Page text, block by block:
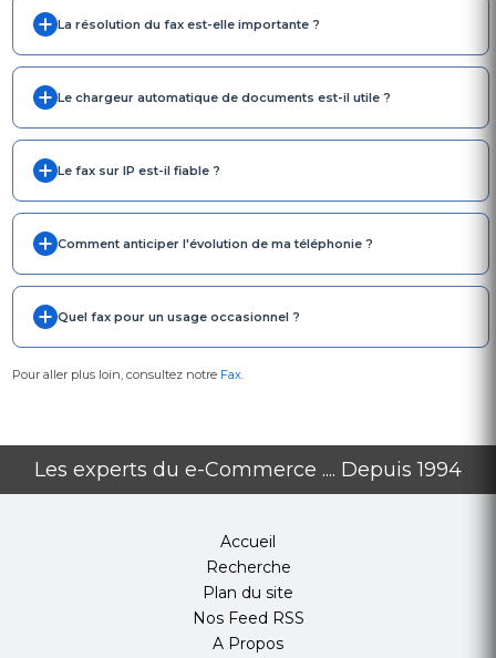
La résolution du fax est-elle importante ?
Le chargeur automatique de documents est-il utile ?
Le fax sur IP est-il fiable ?
Comment anticiper l'évolution de ma téléphonie ?
Quel fax pour un usage occasionnel ?
Pour aller plus loin, consultez notre Fax.
Les experts du e-Commerce .... Depuis 1994
Accueil
Recherche
Plan du site
Nos Feed RSS
A Propos